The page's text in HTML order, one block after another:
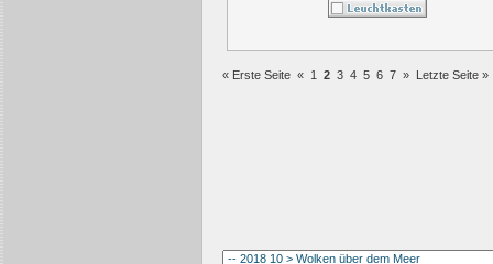
« Erste Seite « 1 2 3 4 5 6 7 » Letzte Seite »